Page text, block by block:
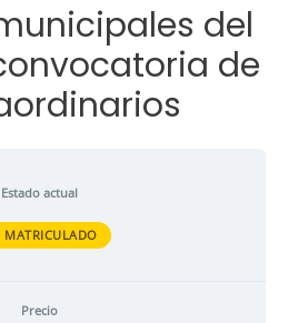
del
de
Estado actual
MATRICULADO
Precio